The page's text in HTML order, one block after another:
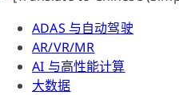
ADAS 与自动驾驶
AR/VR/MR
AI 与高性能计算
大数据